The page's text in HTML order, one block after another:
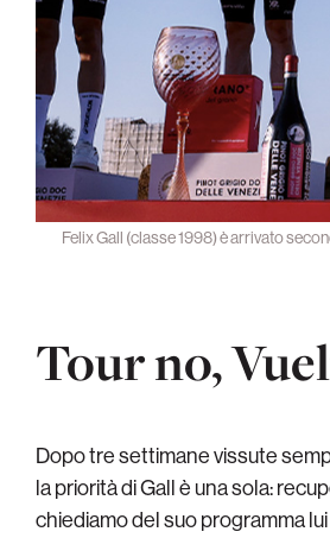
Felix Gall (classe 1998) è arrivato
Tour no,
Dopo tre settimane vissute
la priorità di Gall è una sola:
chiediamo del suo programma